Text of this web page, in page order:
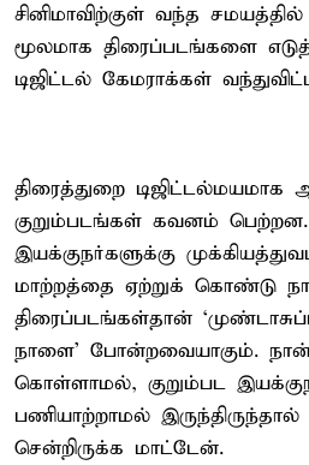
சினிமாவிற்குள் வந்த
மூலமாக திரைப்படங்களை
டிஜிட்டல் கேமராக்கள்
திரைத்துறை டிஜிட்டல்மயமாக
குறும்படங்கள் கவனம் பெற்றன.
இயக்குநர்களுக்கு
மாற்றத்தை ஏற்றுக் கொண்டு
திரைப்படங்கள்தான்
நாளை’ போன்றவையாகும்.
கொள்ளாமல், குறும்பட
பணியாற்றாமல் இருந்திருந்தால்
சென்றிருக்க மாட்டேன்.